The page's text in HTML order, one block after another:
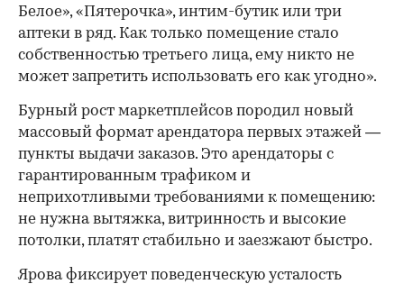
Белое», «Пятерочка», интим-бутик или три
аптеки в ряд. Как только помещение стало
собственностью третьего лица, ему никто не
может запретить использовать его как угодно».
Бурный рост маркетплейсов породил новый
массовый формат арендатора первых этажей —
пункты выдачи заказов. Это арендаторы с
гарантированным трафиком и
неприхотливыми требованиями к помещению:
не нужна вытяжка, витринность и высокие
потолки, платят стабильно и заезжают быстро.
Ярова фиксирует поведенческую усталость